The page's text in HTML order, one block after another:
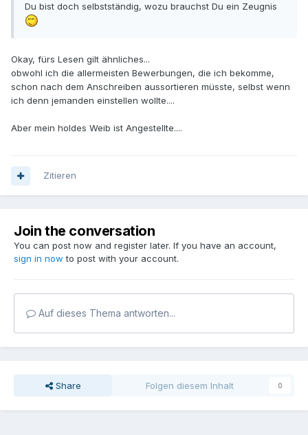
Du bist doch selbstständig, wozu brauchst Du ein Zeugnis
Okay, fürs Lesen gilt ähnliches...
obwohl ich die allermeisten Bewerbungen, die ich bekomme,
schon nach dem Anschreiben aussortieren müsste, selbst wenn
ich denn jemanden einstellen wollte....
Aber mein holdes Weib ist Angestellte....
Zitieren
Join the conversation
You can post now and register later. If you have an account,
sign in now to post with your account.
Auf dieses Thema antworten...
Share Folgen diesem Inhalt 0